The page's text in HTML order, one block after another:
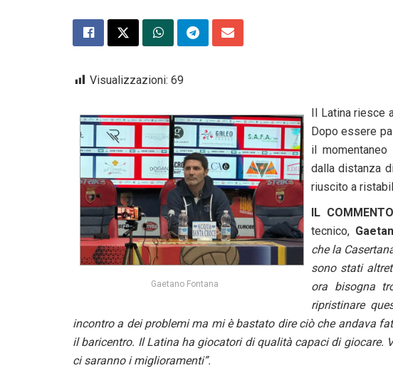
Visualizzazioni: 69
Gaetano Fontana
Il Latina riesce
Dopo essere
il
dalla distanza
riuscito a
IL
tecnico,
che la
sono stati
ora bisogna
ripristinare
incontro a dei problemi ma mi è bastato dire ciò che andava
il baricentro. Il Latina ha giocatori di qualità capaci di giocare.
ci saranno i miglioramenti”.